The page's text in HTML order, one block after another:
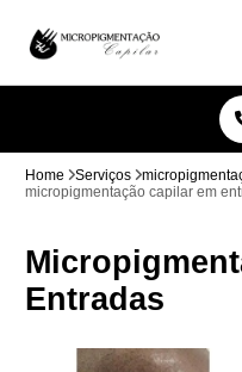
Home Serviços
micropigmentação capilar em
Entradas